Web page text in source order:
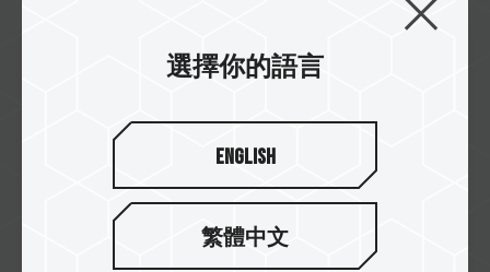
台灣新型專利
MoStash WG02 Apple OTG FLASH DRIVE
選擇你的語言
English
繁體中文